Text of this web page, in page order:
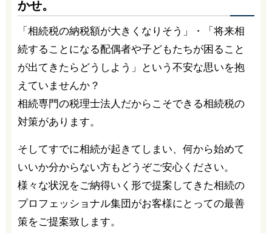
かせ。
「相続税の納税額が大きくなりそう」・「将来相
続することになる配偶者や子どもたちが困ること
が出てきたらどうしよう」という不安な思いを抱
えていませんか？
相続専門の税理士法人だからこそできる相続税の
対策があります。
そしてすでに相続が起きてしまい、何から始めて
いいか分からない方もどうぞご安心ください。
様々な状況をご納得いく形で提案してきた相続の
プロフェッショナル集団がお客様にとっての最善
策をご提案致します。